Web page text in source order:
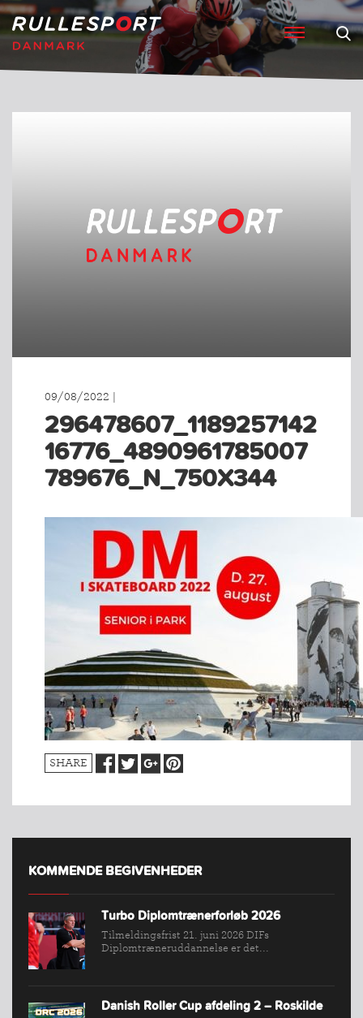
INDMELDELSE
BREDDEPULJE
NYHEDER
KLUB
09/08/2022 |
296478607_1189257142
16776_4890961785007
789676_N_750X344
SHARE
KOMMENDE BEGIVENHEDER
Turbo Diplomtrænerforløb 2026
Tilmeldingsfrist 21. juni 2026 DIFs
Diplomtræneruddannelse er det...
Danish Roller Cup afdeling 2 – Roskilde